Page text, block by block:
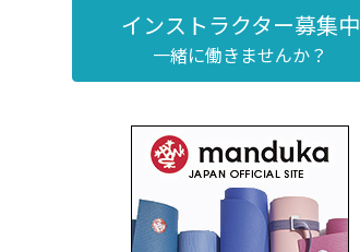
インストラクター募集中
一緒に働きませんか？